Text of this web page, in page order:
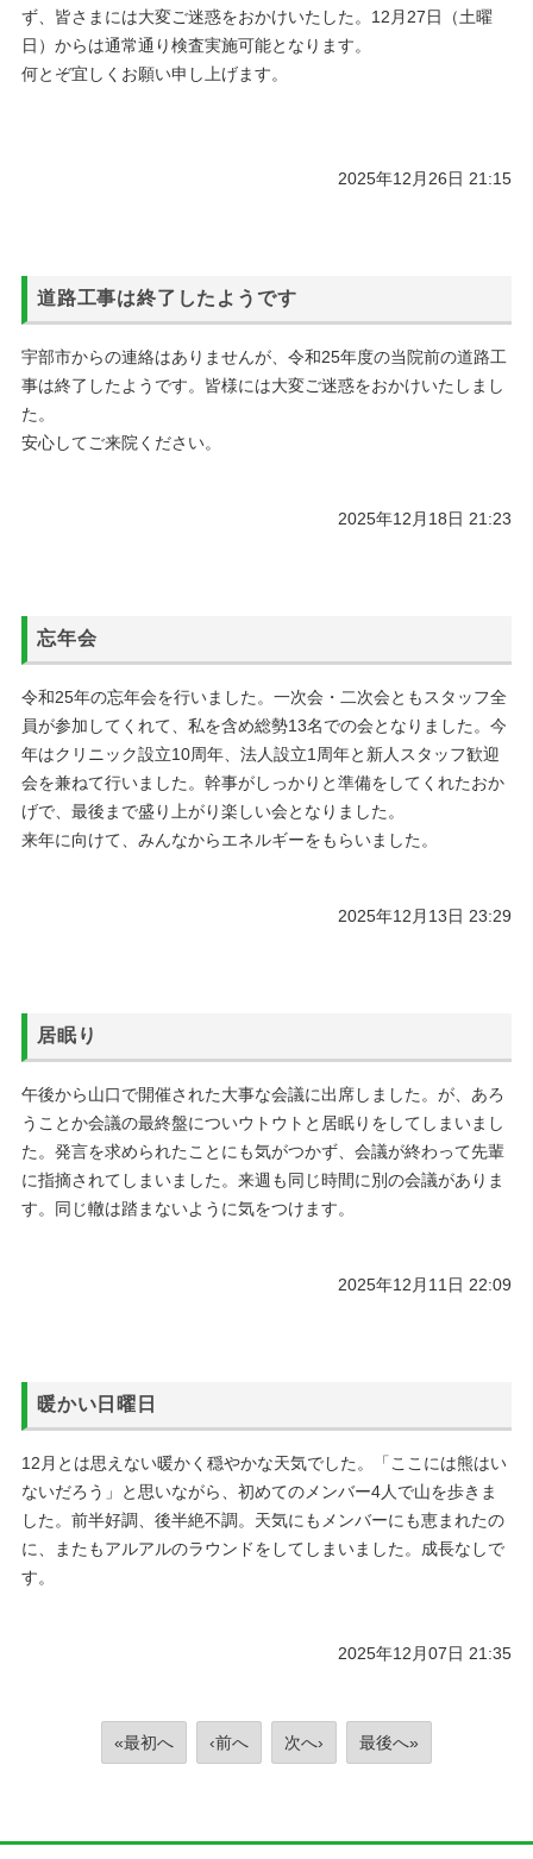
ず、皆さまには大変ご迷惑をおかけいたした。12月27日（土曜
日）からは通常通り検査実施可能となります。
何とぞ宜しくお願い申し上げます。
2025年12月26日 21:15
道路工事は終了したようです
宇部市からの連絡はありませんが、令和25年度の当院前の道路工
事は終了したようです。皆様には大変ご迷惑をおかけいたしまし
た。
安心してご来院ください。
2025年12月18日 21:23
忘年会
令和25年の忘年会を行いました。一次会・二次会ともスタッフ全
員が参加してくれて、私を含め総勢13名での会となりました。今
年はクリニック設立10周年、法人設立1周年と新人スタッフ歓迎
会を兼ねて行いました。幹事がしっかりと準備をしてくれたおか
げで、最後まで盛り上がり楽しい会となりました。
来年に向けて、みんなからエネルギーをもらいました。
2025年12月13日 23:29
居眠り
午後から山口で開催された大事な会議に出席しました。が、あろ
うことか会議の最終盤についウトウトと居眠りをしてしまいまし
た。発言を求められたことにも気がつかず、会議が終わって先輩
に指摘されてしまいました。来週も同じ時間に別の会議がありま
す。同じ轍は踏まないように気をつけます。
2025年12月11日 22:09
暖かい日曜日
12月とは思えない暖かく穏やかな天気でした。「ここには熊はい
ないだろう」と思いながら、初めてのメンバー4人で山を歩きま
した。前半好調、後半絶不調。天気にもメンバーにも恵まれたの
に、またもアルアルのラウンドをしてしまいました。成長なしで
す。
2025年12月07日 21:35
«最初へ ‹前へ 次へ› 最後へ»